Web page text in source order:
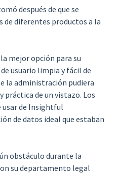
después de que se
diferentes productos a la
mejor opción para su
usuario limpia y fácil de
la administración pudiera
de un vistazo. Los
usar de Insightful
de datos ideal que estaban
obstáculo durante la
su departamento legal